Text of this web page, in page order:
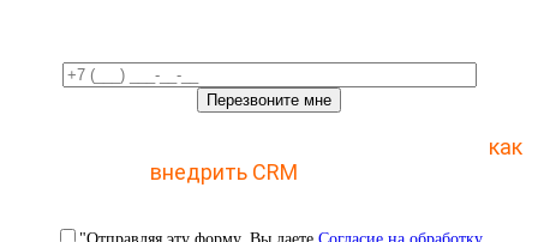
как
внедрить CRM